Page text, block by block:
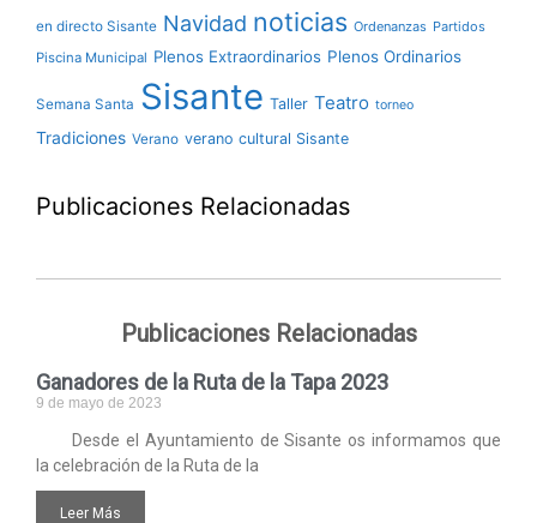
en directo Sisante Navidad noticias Ordenanzas Partidos
Piscina Municipal Plenos Extraordinarios Plenos Ordinarios
Semana Santa Sisante Taller Teatro torneo
Tradiciones Verano verano cultural Sisante
Publicaciones Relacionadas
Publicaciones Relacionadas
Ganadores de la Ruta de la Tapa 2023
9 de mayo de 2023
Desde el Ayuntamiento de Sisante os informamos que
la celebración de la Ruta de la
Leer Más